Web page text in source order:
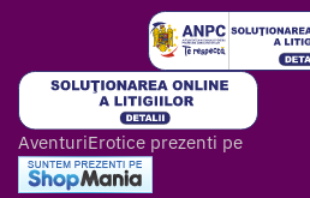
AventuriErotice prezenti pe